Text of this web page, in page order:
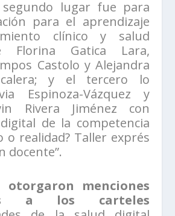
segundo lugar fue para
para el aprendizaje
clínico y salud
Florina Gatica Lara,
Castolo y Alejandra
y el tercero lo
Espinoza-Vázquez y
Rivera Jiménez con
digital de la competencia
o realidad? Taller exprés
docente”.
otorgaron menciones
a los carteles